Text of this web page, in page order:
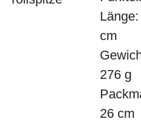
cm
276 g
26 cm